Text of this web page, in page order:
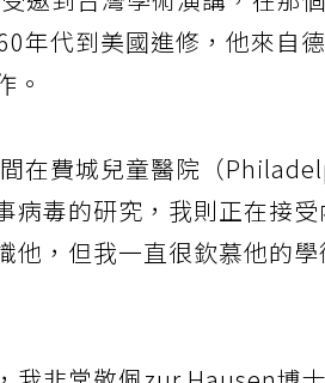
邀到台灣學術演講，在那
年代到美國進修，他來自
在費城兒童醫院（
病毒的研究，我則正在接
他，但我一直很欽慕他的